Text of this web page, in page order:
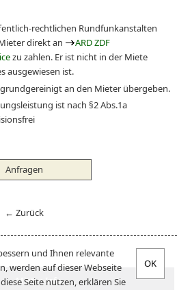
rechtlichen Rundfunkanstalten
direkt an
ARD ZDF
zu zahlen. Er ist nicht in der Miete
ausgewiesen ist.
an den Mieter übergeben.
ist nach §2 Abs.1a
Anfragen
← Zurück
Mieter-Info
und Ihnen relevante
werden auf dieser Webseite
Seite nutzen, erklären Sie